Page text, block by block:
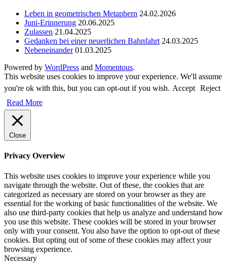
Leben in geometrischen Metaphern 24.02.2026
Juni-Erinnerung 20.06.2025
Zulassen 21.04.2025
Gedanken bei einer neuerlichen Bahnfahrt 24.03.2025
Nebeneinander 01.03.2025
Powered by WordPress and Momentous.
This website uses cookies to improve your experience. We'll assume
you're ok with this, but you can opt-out if you wish. Accept Reject
Read More
Close
Privacy Overview
This website uses cookies to improve your experience while you
navigate through the website. Out of these, the cookies that are
categorized as necessary are stored on your browser as they are
essential for the working of basic functionalities of the website. We
also use third-party cookies that help us analyze and understand how
you use this website. These cookies will be stored in your browser
only with your consent. You also have the option to opt-out of these
cookies. But opting out of some of these cookies may affect your
browsing experience.
Necessary